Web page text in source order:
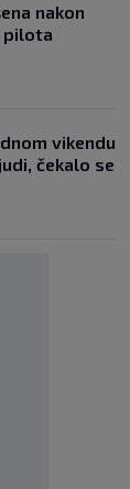
nakon
pilota
vikendu
čekalo se